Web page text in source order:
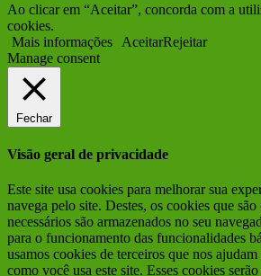
Ao clicar em “Aceitar”, concorda com a
cookies.
Mais informações
AceitarRejeitar
Manage consent
Fechar
Visão geral de privacidade
Este site usa cookies para melhorar sua
navega pelo site. Destes, os cookies que
necessários são armazenados no seu
para o funcionamento das funcionalidades
usamos cookies de terceiros que nos
como você usa este site. Esses cookies